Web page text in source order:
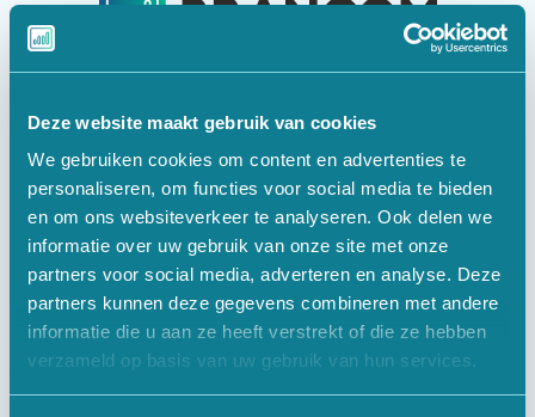
Deze website maakt gebruik van cookies
We gebruiken cookies om content en advertenties te
personaliseren, om functies voor social media te bieden
en om ons websiteverkeer te analyseren. Ook delen we
informatie over uw gebruik van onze site met onze
partners voor social media, adverteren en analyse. Deze
partners kunnen deze gegevens combineren met andere
informatie die u aan ze heeft verstrekt of die ze hebben
verzameld op basis van uw gebruik van hun services.
Informatief
Over Ons
Offerte Aanvragen
Vacatures